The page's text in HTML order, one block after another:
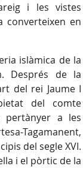
i les vistes
converteixen en
islàmica de la
Després de la
del rei Jaume I
del comte
pertànyer a les
Tagamanent,
del segle XVI.
i el pòrtic de la